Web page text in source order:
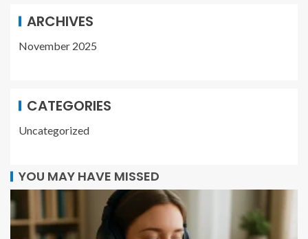
ARCHIVES
November 2025
CATEGORIES
Uncategorized
YOU MAY HAVE MISSED